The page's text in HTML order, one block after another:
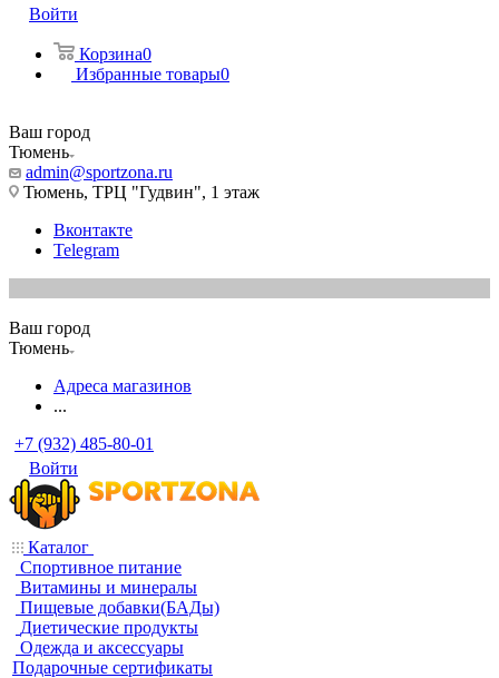
Войти
Корзина0
Избранные товары0
Ваш город
Тюмень
admin@sportzona.ru
Тюмень, ТРЦ "Гудвин", 1 этаж
Вконтакте
Telegram
Ваш город
Тюмень
Адреса магазинов
...
+7 (932) 485-80-01
Войти
Каталог
Спортивное питание
Витамины и минералы
Пищевые добавки(БАДы)
Диетические продукты
Одежда и аксессуары
Подарочные сертификаты